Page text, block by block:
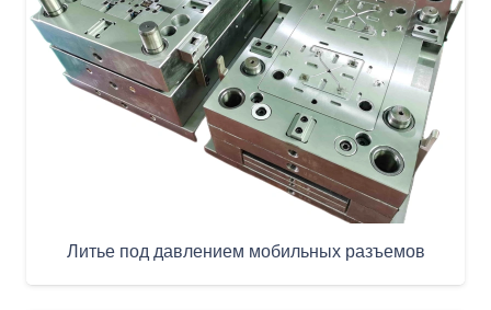
Литье под давлением мобильных разъемов